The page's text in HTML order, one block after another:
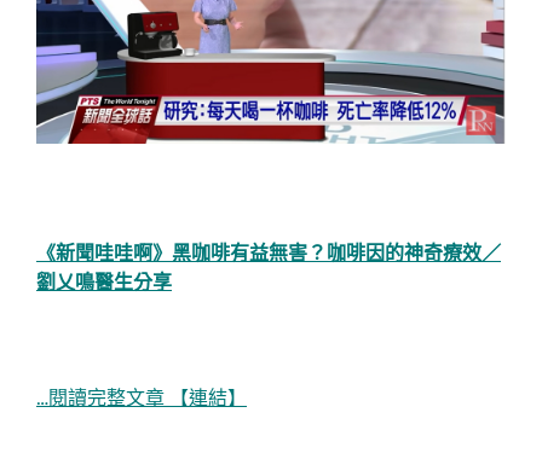
《新聞哇哇啊》黑咖啡有益無害？咖啡因的神奇療效／
劉乂鳴醫生分享
…閱讀完整文章 【連結】